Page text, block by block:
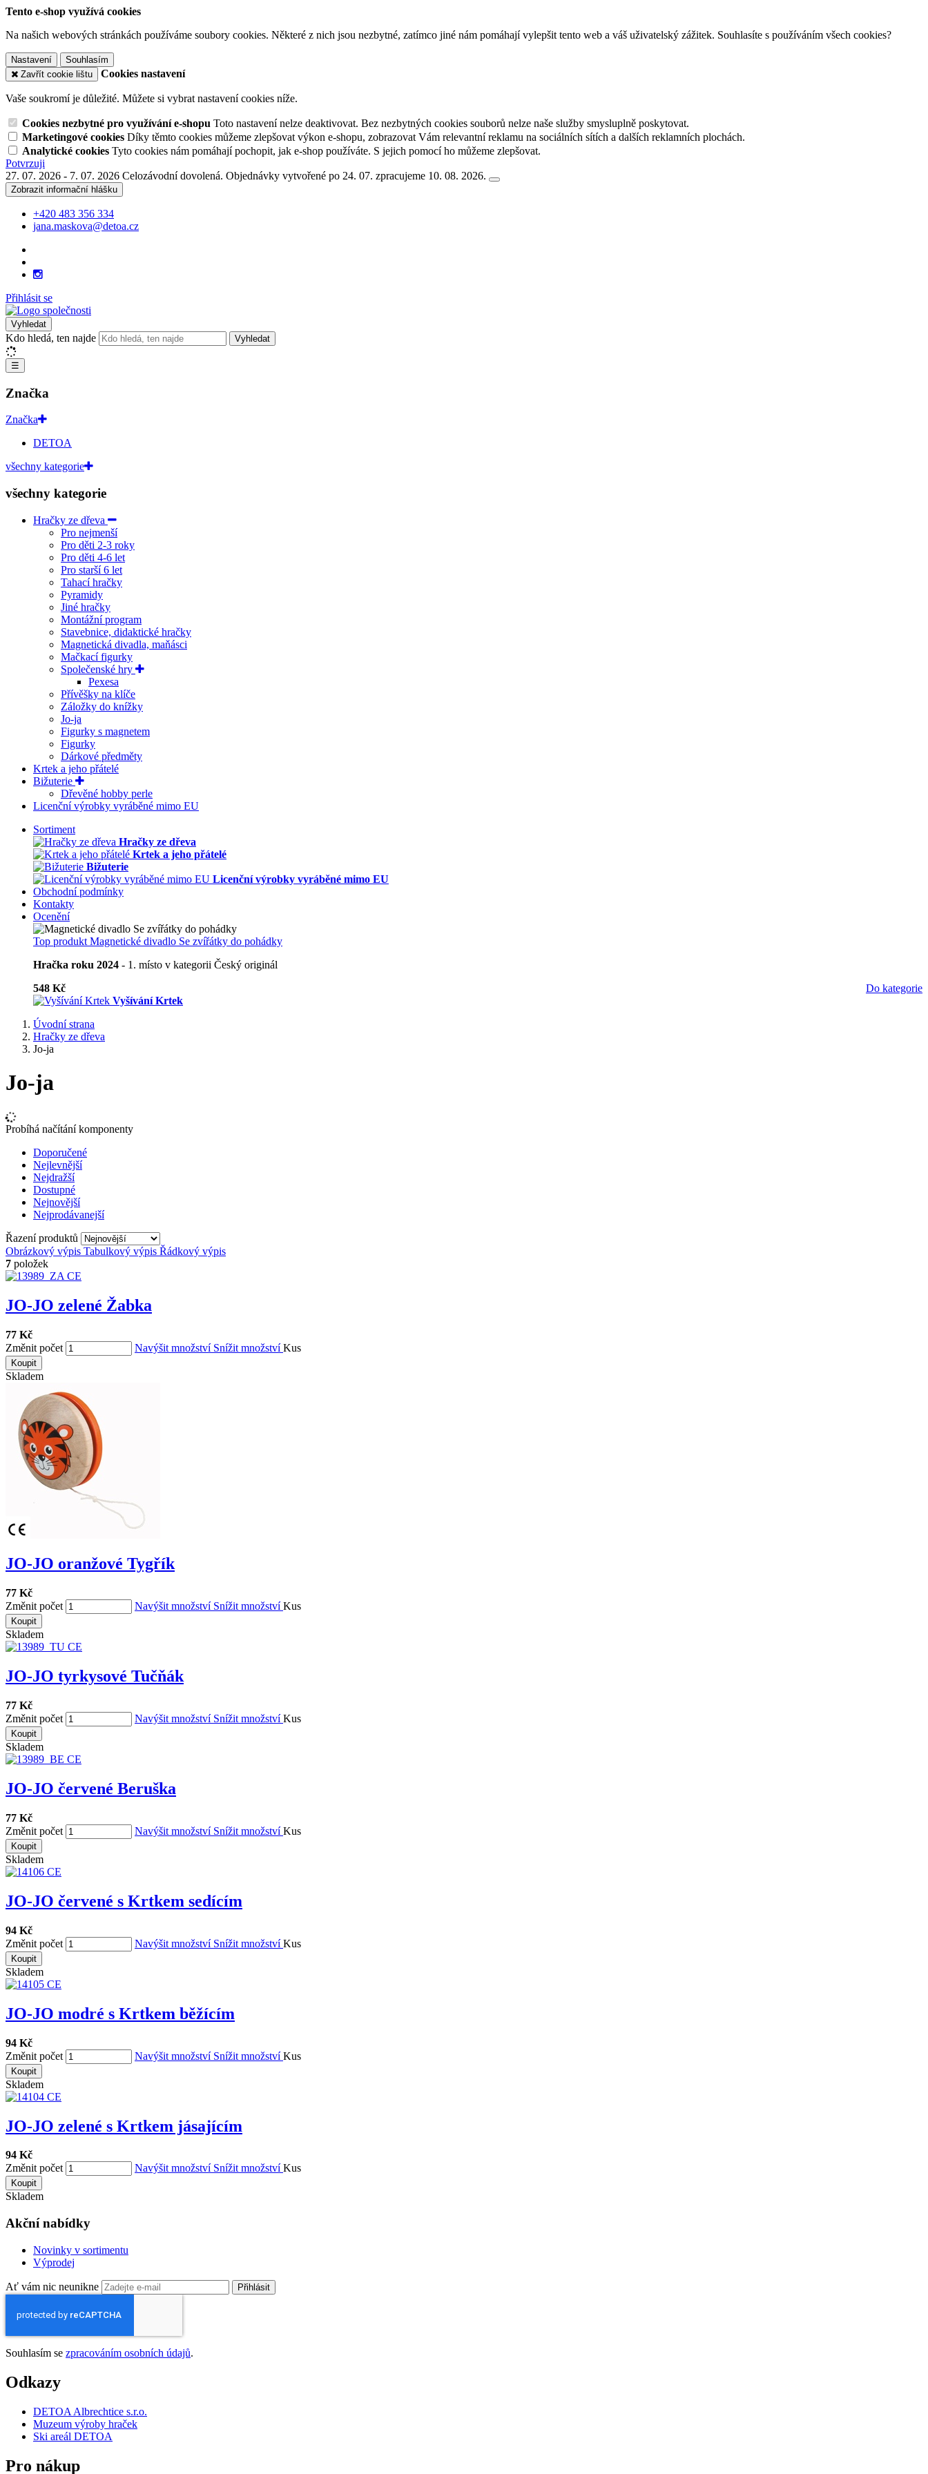
Tento e-shop využívá cookies
Na našich webových stránkách používáme soubory cookies. Některé z nich jsou nezbytné, zatímco jiné nám pomáhají vylepšit tento web a váš uživatelský zážitek. Souhlasíte s používáním všech cookies?
Nastavení
Souhlasím
Zavřít cookie lištu
Cookies nastavení
Vaše soukromí je důležité. Můžete si vybrat nastavení cookies níže.
Cookies nezbytné pro využívání e-shopu Toto nastavení nelze deaktivovat. Bez nezbytných cookies souborů nelze naše služby smysluplně poskytovat.
Marketingové cookies Díky těmto cookies můžeme zlepšovat výkon e-shopu, zobrazovat Vám relevantní reklamu na sociálních sítích a dalších reklamních plochách.
Analytické cookies Tyto cookies nám pomáhají pochopit, jak e-shop používáte. S jejich pomocí ho můžeme zlepšovat.
Potvrzuji
27. 07. 2026 - 7. 07. 2026 Celozávodní dovolená. Objednávky vytvořené po 24. 07. zpracujeme 10. 08. 2026.
Zobrazit informační hlášku
+420 483 356 334
jana.maskova@detoa.cz
Přihlásit se
Vyhledat
Kdo hledá, ten najde Vyhledat
☰
Značka
Značka
DETOA
všechny kategorie
všechny kategorie
Hračky ze dřeva
Pro nejmenší
Pro děti 2-3 roky
Pro děti 4-6 let
Pro starší 6 let
Tahací hračky
Pyramidy
Jiné hračky
Montážní program
Stavebnice, didaktické hračky
Magnetická divadla, maňásci
Mačkací figurky
Společenské hry
Pexesa
Přívěšky na klíče
Záložky do knížky
Jo-ja
Figurky s magnetem
Figurky
Dárkové předměty
Krtek a jeho přátelé
Bižuterie
Dřevěné hobby perle
Licenční výrobky vyráběné mimo EU
Sortiment
Hračky ze dřeva
Krtek a jeho přátelé
Bižuterie
Licenční výrobky vyráběné mimo EU
Obchodní podmínky
Kontakty
Ocenění
Top produkt Magnetické divadlo Se zvířátky do pohádky
Hračka roku 2024 - 1. místo v kategorii Český originál
548 Kč
Do kategorie
Vyšívání Krtek
Úvodní strana
Hračky ze dřeva
Jo-ja
Jo-ja
Probíhá načítání komponenty
Doporučené
Nejlevnější
Nejdražší
Dostupné
Nejnovější
Nejprodávanejší
Řazení produktů
Obrázkový výpis Tabulkový výpis Řádkový výpis
7 položek
JO-JO zelené Žabka
77 Kč
Změnit počet
Navýšit množství Snížit množstvíKus
Koupit
Skladem
JO-JO oranžové Tygřík
77 Kč
Změnit počet
Navýšit množství Snížit množstvíKus
Koupit
Skladem
JO-JO tyrkysové Tučňák
77 Kč
Změnit počet
Navýšit množství Snížit množstvíKus
Koupit
Skladem
JO-JO červené Beruška
77 Kč
Změnit počet
Navýšit množství Snížit množstvíKus
Koupit
Skladem
JO-JO červené s Krtkem sedícím
94 Kč
Změnit počet
Navýšit množství Snížit množstvíKus
Koupit
Skladem
JO-JO modré s Krtkem běžícím
94 Kč
Změnit počet
Navýšit množství Snížit množstvíKus
Koupit
Skladem
JO-JO zelené s Krtkem jásajícím
94 Kč
Změnit počet
Navýšit množství Snížit množstvíKus
Koupit
Skladem
Akční nabídky
Novinky v sortimentu
Výprodej
Ať vám nic neunikne Přihlásit
Souhlasím se zpracováním osobních údajů.
Odkazy
DETOA Albrechtice s.r.o.
Muzeum výroby hraček
Ski areál DETOA
Pro nákup